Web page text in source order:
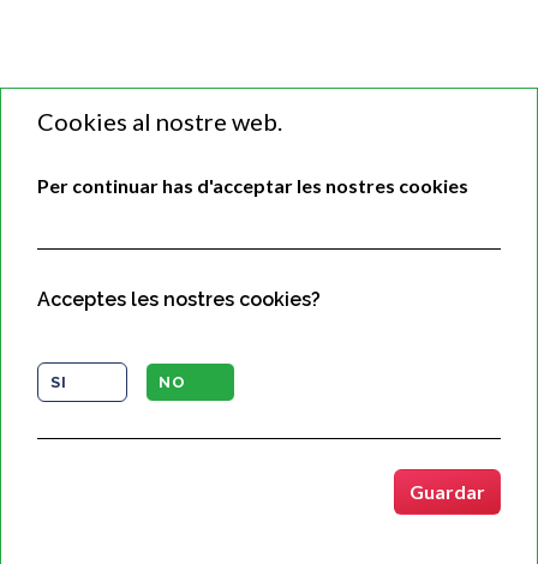
Copyrights © 2020 Tots els drets reservats per ASCISAM.
Política de Cookies
Cookies al nostre web.
Per continuar has d'acceptar les nostres cookies
SI NO
Acceptes les nostres cookies?
Guardar